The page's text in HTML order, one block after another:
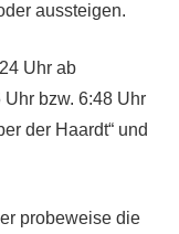
aussteigen.
Uhr ab
bzw. 6:48 Uhr
der Haardt“ und
probeweise die